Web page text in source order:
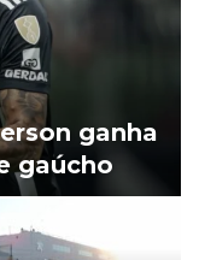
ganha
gaúcho